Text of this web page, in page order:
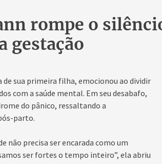
rompe o
gestação
sua primeira filha, emocionou ao dividir
com a saúde mental. Em seu desabafo,
do pânico, ressaltando a
parto.
não precisa ser encarada como um
ser fortes o tempo inteiro”, ela abriu